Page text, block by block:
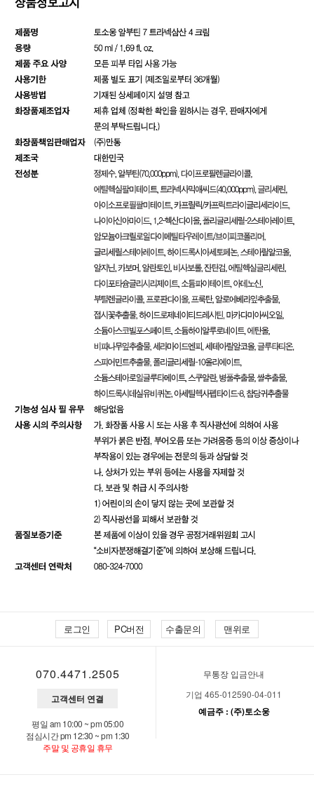
로그인 PC버전 수출문의 맨위로
070.4471.2505
고객센터 연결
평일 am 10:00 ~ pm 05:00
점심시간 pm 12:30 ~ pm 1:30
주말 및 공휴일 휴무
무통장 입금안내
기업 465-012590-04-011
예금주 : (주)토소웅